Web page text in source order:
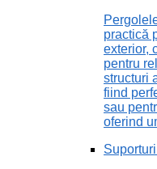
practică
exterior,
pentru
structuri
fiind
sau
oferind